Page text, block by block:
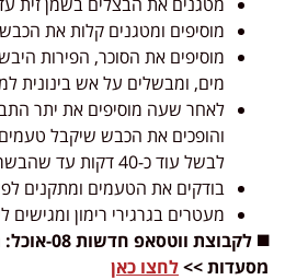
מוסיפים ומטגנים קלות את
מים, ומבשלים על אש בינונית
לאחר שעה מוסיפים את יתר
והופכים את הכבש שיקבל
לבשל עוד כ-40 דקות עד שהבשר מתרכך
בודקים את הטעמים ומתקנים
מעטרים בגרגירי רימון ומגישים
◼️ לקבוצת
מסעדות >>לחצו כאן